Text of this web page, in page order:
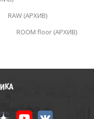
RAW (АРХИВ)
ROOM floor (АРХИВ)